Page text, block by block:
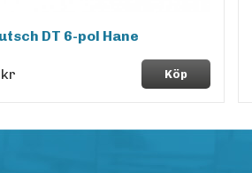
DT 6-pol Hane
Köp